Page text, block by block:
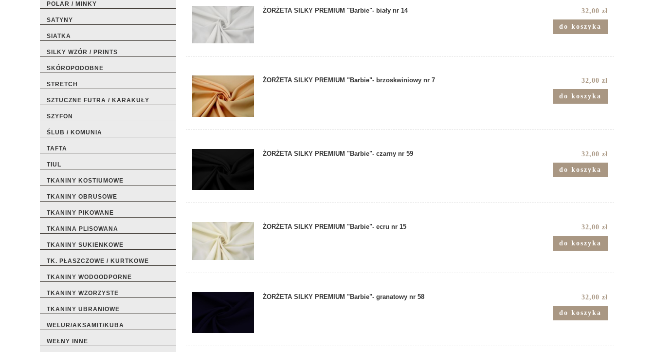
POLAR / MINKY
SATYNY
SIATKA
SILKY WZÓR / PRINTS
SKÓROPODOBNE
STRETCH
SZTUCZNE FUTRA / KARAKUŁY
SZYFON
ŚLUB / KOMUNIA
TAFTA
TIUL
TKANINY KOSTIUMOWE
TKANINY OBRUSOWE
TKANINY PIKOWANE
TKANINA PLISOWANA
TKANINY SUKIENKOWE
TK. PŁASZCZOWE / KURTKOWE
TKANINY WODOODPORNE
TKANINY WZORZYSTE
TKANINY UBRANIOWE
WELUR/AKSAMIT/KUBA
WEŁNY INNE
ŻORŻETA SILKY PREMIUM "Barbie"- biały nr 14 32,00 zł
do koszyka
ŻORŻETA SILKY PREMIUM "Barbie"- brzoskwiniowy nr 7 32,00 zł
do koszyka
ŻORŻETA SILKY PREMIUM "Barbie"- czarny nr 59 32,00 zł
do koszyka
ŻORŻETA SILKY PREMIUM "Barbie"- ecru nr 15 32,00 zł
do koszyka
ŻORŻETA SILKY PREMIUM "Barbie"- granatowy nr 58 32,00 zł
do koszyka